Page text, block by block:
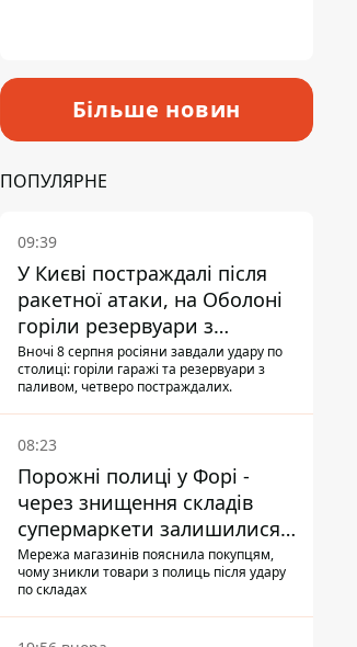
Більше новин
ПОПУЛЯРНЕ
09:39
У Києві постраждалі після
ракетної атаки, на Оболоні
горіли резервуари з
паливом
Вночі 8 серпня росіяни завдали удару по
столиці: горіли гаражі та резервуари з
паливом, четверо постраждалих.
08:23
Порожні полиці у Форі -
через знищення складів
супермаркети залишилися
без асортименту
Мережа магазинів пояснила покупцям,
чому зникли товари з полиць після удару
по складах